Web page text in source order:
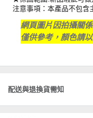
注意事項：本產品不包含
網頁圖片因拍攝關
僅供參考，顏色請
配送與退換貨需知